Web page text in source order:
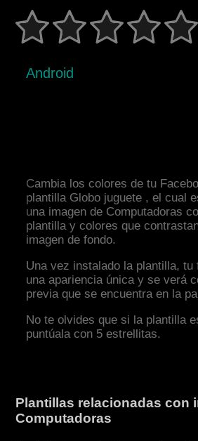
Android
Cambia los colores de tu
plantilla Globo juguete , el cual
una imagen de Computadoras
plantilla y colores que
imagen de fondo.
Una vez instalado la plantilla, tu
una apariencia única y se verá
previa que se encuentra en la
No te olvides que si la plantilla
puntúala con 5 estrellitas.
Plantillas relacionadas con
Computadoras